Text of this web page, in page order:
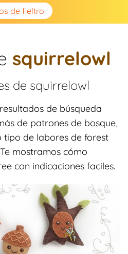
de fieltro
squirrelowl
de squirrelowl
de búsqueda
de patrones de bosque,
de labores de forest
mostramos cómo
con indicaciones faciles.